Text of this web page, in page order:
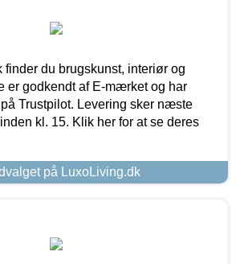
finder du brugskunst, interiør og
er godkendt af E-mærket og har
Trustpilot. Levering sker næste
kl. 15. Klik her for at se deres
på LuxoLiving.dk